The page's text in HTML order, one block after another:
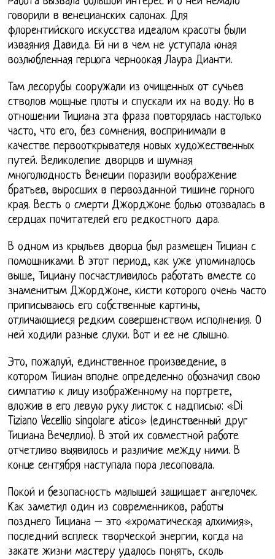
говорили в венецианских салонах. Для
флорентийского искусства идеалом красоты были
изваяния Давида. Ей ни в чем не уступала юная
возлюбленная герцога черноокая Лаура Дианти.
Там лесорубы сооружали из очищенных от сучьев
стволов мощные плоты и спускали их на воду. Но в
отношении Тициана эта фраза повторялась настолько
часто, что его, без сомнения, воспринимали в
качестве первооткрывателя новых художественных
путей. Великолепие дворцов и шумная
многолюдность Венеции поразили воображение
братьев, выросших в первозданной тишине горного
края. Весть о смерти Джорджоне болью отозвалась в
сердцах почитателей его редкостного дара.
В одном из крыльев дворца был размещен Тициан с
помощниками. В этот период, как уже упоминалось
выше, Тициану посчастливилось работать вместе со
знаменитым Джорджоне, кисти которого очень часто
приписываюсь его собственные картины,
отличающиеся редким совершенством исполнения. О
ней ходили разные слухи. Вот и ее не слышно.
Это, пожалуй, единственное произведение, в
котором Тициан вполне определенно обозначил свою
симпатию к лицу изображенному на портрете,
вложив в его левую руку листок с надписью: «Di
Tiziano Vecellio singolare аtiсо» (единственный друг
Тициана Вечеллио). В этой их совместной работе
отчетливо выявилось и различие между ними. В
конце сентября наступала пора лесоповала.
Покой и безопасность малышей защищает ангелочек.
Как заметил один из современников, работы
позднего Тициана – это «хроматическая алхимия»,
последний всплеск творческой энергии, когда на
закате жизни мастеру удалось понять, сколь